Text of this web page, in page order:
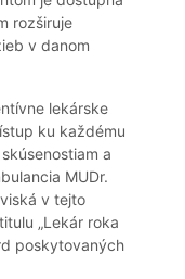
rozširuje
v danom
lekárske
ku každému
a
MUDr.
v tejto
„Lekár roka
poskytovaných